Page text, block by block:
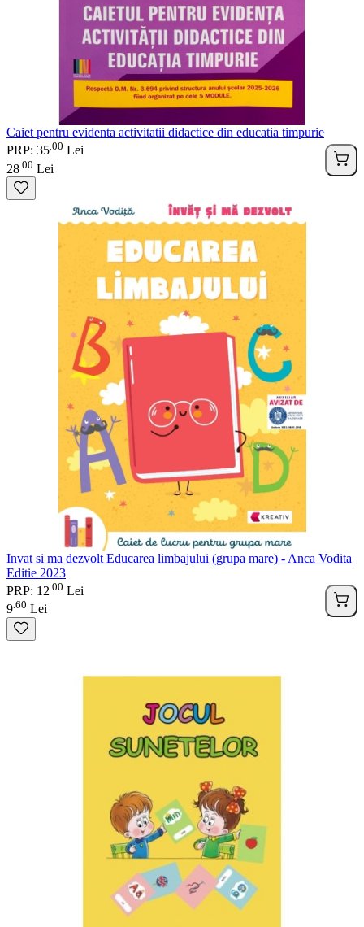
Caiet pentru evidenta activitatii didactice din educatia timpurie
PRP: 35 00 Lei
28 00 Lei
Invat si ma dezvolt Educarea limbajului (grupa mare) - Anca Vodita
Editie 2023
PRP: 12 00 Lei
9 60 Lei